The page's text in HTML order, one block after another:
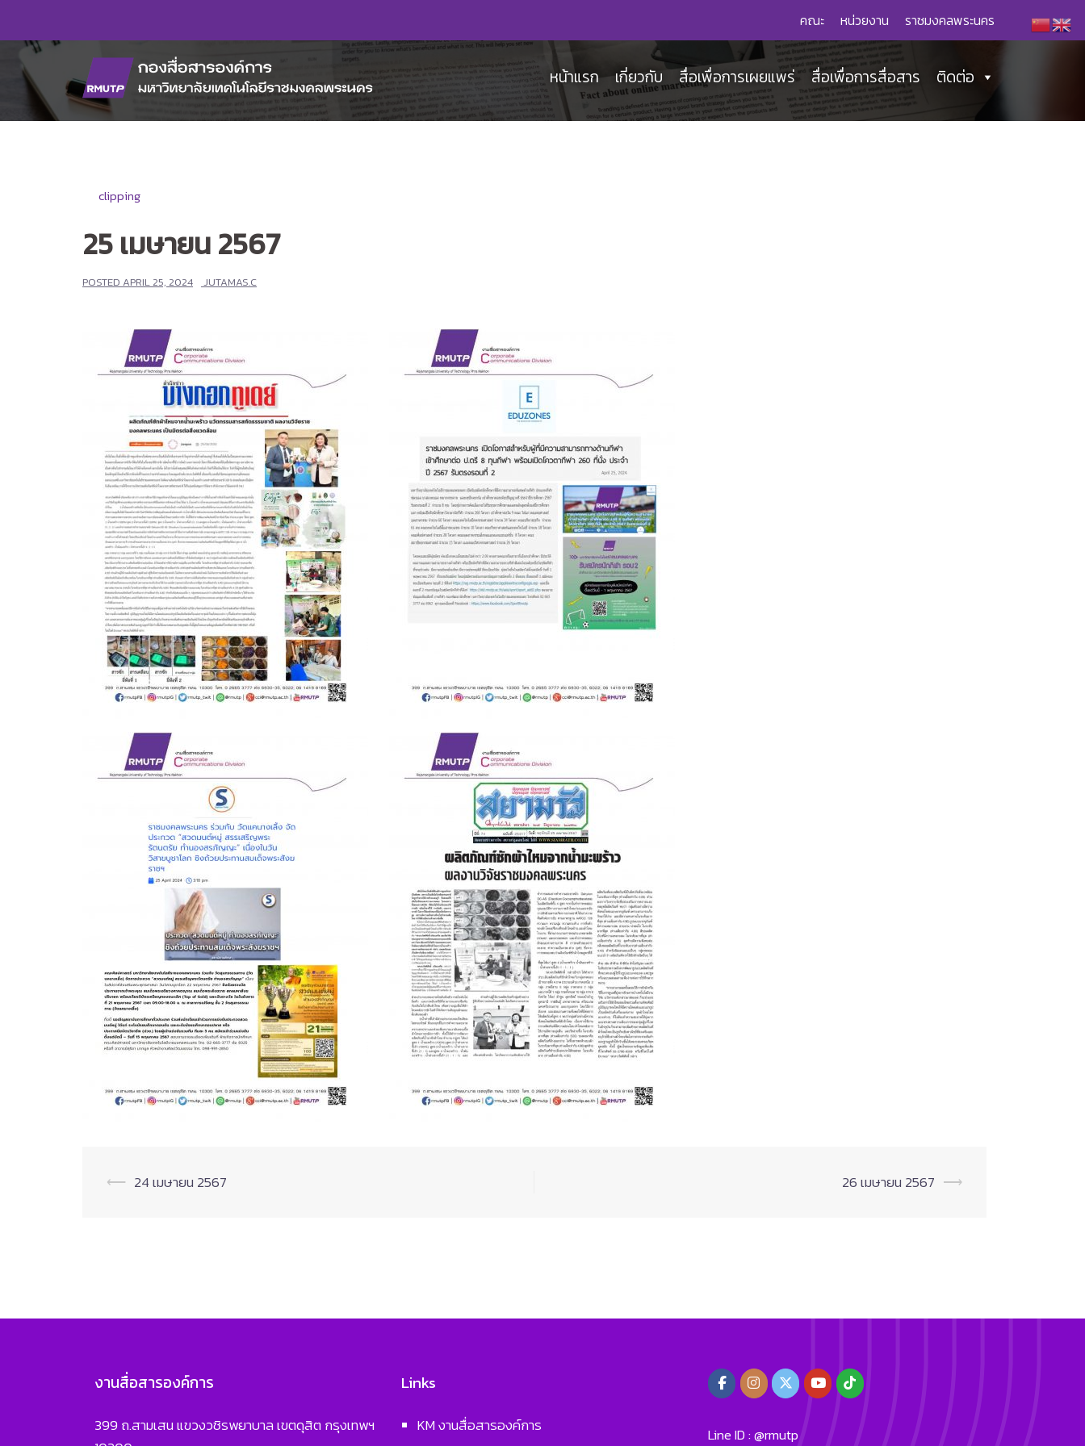
content
คณะ หน่วยงาน ราชมงคลพระนคร
หน้าแรก เกี่ยวกับ สื่อเพื่อการเผยแพร่ สื่อเพื่อการสื่อสาร ติดต่อ
clipping
25 เมษายน 2567
POSTED APRIL 25, 2024 JUTAMAS.C
Post
⟵ 24 เมษายน 2567 26 เมษายน 2567 ⟶
งานสื่อสารองค์การ
399 ถ.สามเสน แขวงวชิรพยาบาล เขตดุสิต กรุงเทพฯ
Links
KM งานสื่อสารองค์การ
Line ID : @rmutp